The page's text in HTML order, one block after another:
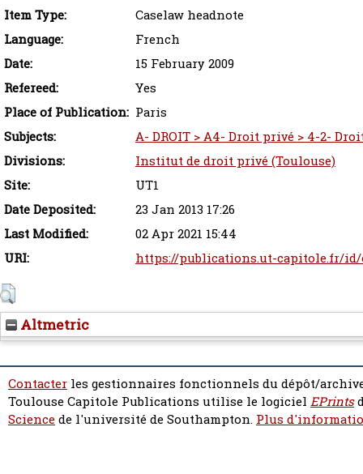
Item Type:
Caselaw headnote
Language:
French
Date:
15 February 2009
Refereed:
Yes
Place of Publication: Paris
Subjects:
A- DROIT > A4- Droit privé > 4-2-
Divisions:
Institut de droit privé (Toulouse)
Site:
UT1
Date Deposited:
23 Jan 2013 17:26
Last Modified:
02 Apr 2021 15:44
URI:
https://publications.ut-capitole.fr/id/
Altmetric
Contacter les gestionnaires fonctionnels du dépôt/
Toulouse Capitole Publications utilise le logiciel EPrints
Sciencede l'université de Southampton. Plus